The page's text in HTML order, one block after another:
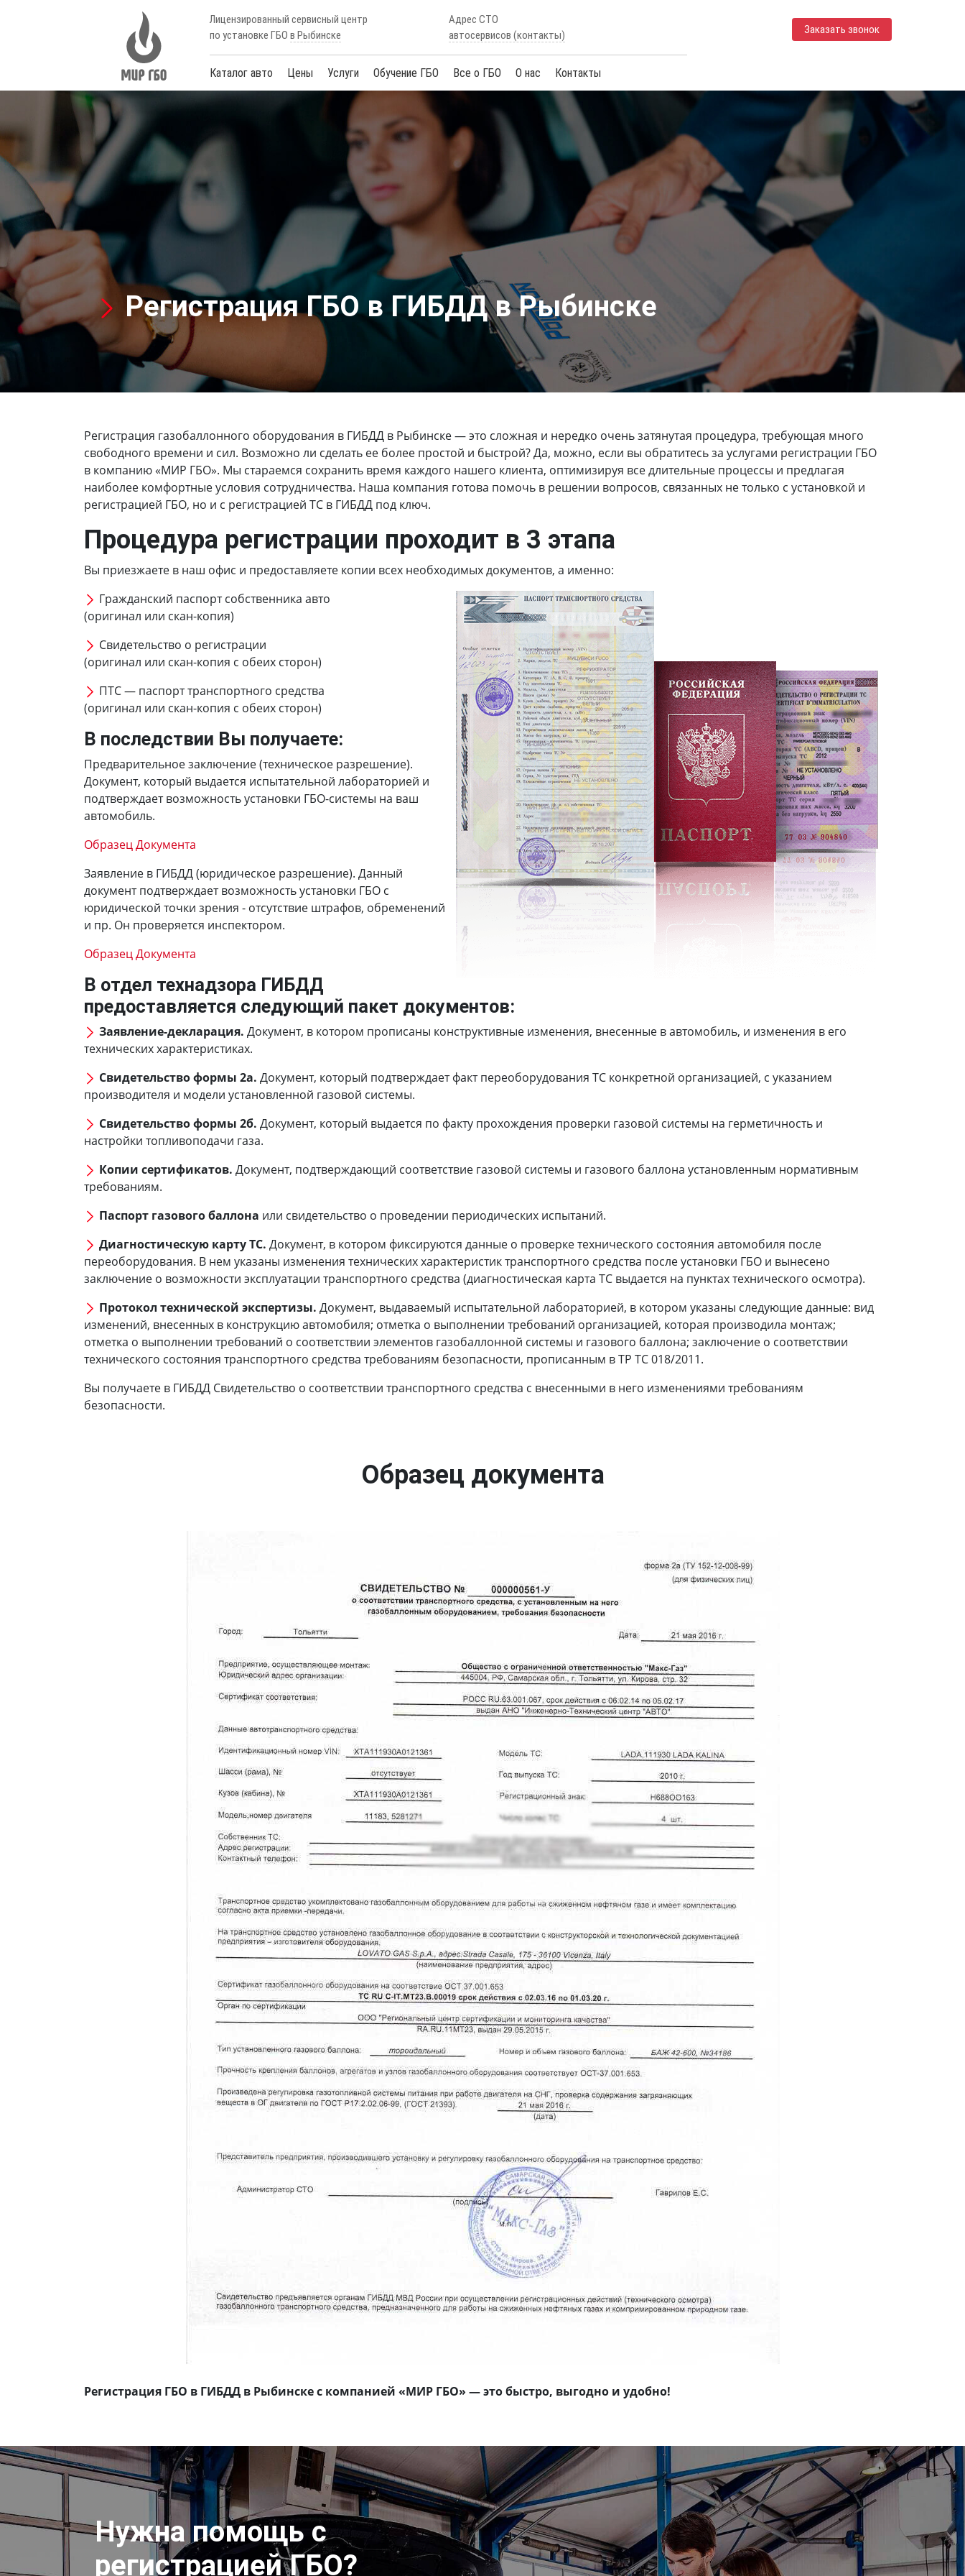
Лицензированный сервисный центр
по установке ГБО в Рыбинске
Адрес СТО
автосервисов (контакты)
Каталог авто Цены Услуги Обучение ГБО Все о ГБО О нас Контакты
Заказать звонок
Регистрация ГБО в ГИБДД в Рыбинске
Регистрация газобаллонного оборудования в ГИБДД в Рыбинске— это сложная и нередко очень затянутая процедура, требующая много
свободного времени и сил. Возможно ли сделать ее более простой и быстрой? Да, можно, если вы обратитесь за услугами регистрации ГБО
в компанию «МИР ГБО». Мы стараемся сохранить время каждого нашего клиента, оптимизируя все длительные процессы и предлагая
наиболее комфортные условия сотрудничества. Наша компания готова помочь в решении вопросов, связанных не только с установкой и
регистрацией ГБО, но и с регистрацией ТС в ГИБДД под ключ.
Процедура регистрации проходит в 3 этапа
Вы приезжаете в наш офис и предоставляете копии всех необходимых документов, а именно:
Гражданский паспорт собственника авто
(оригинал или скан-копия)
Свидетельство о регистрации
(оригинал или скан-копия с обеих сторон)
ПТС — паспорт транспортного средства
(оригинал или скан-копия с обеих сторон)
В последствии Вы получаете:
Предварительное заключение (техническое разрешение).
Документ, который выдается испытательной лабораторией и
подтверждает возможность установки ГБО-системы на ваш
автомобиль.
Образец Документа
Заявление в ГИБДД (юридическое разрешение). Данный
документ подтверждает возможность установки ГБО с
юридической точки зрения - отсутствие штрафов, обременений
и пр. Он проверяется инспектором.
Образец Документа
В отдел технадзора ГИБДД
предоставляется следующий пакет документов:
Заявление-декларация. Документ, в котором прописаны конструктивные изменения, внесенные в автомобиль, и изменения в его
технических характеристиках.
Свидетельство формы 2а. Документ, который подтверждает факт переоборудования ТС конкретной организацией, с указанием
производителя и модели установленной газовой системы.
Свидетельство формы 2б. Документ, который выдается по факту прохождения проверки газовой системы на герметичность и
настройки топливоподачи газа.
Копии сертификатов. Документ, подтверждающий соответствие газовой системы и газового баллона установленным нормативным
требованиям.
Паспорт газового баллона или свидетельство о проведении периодических испытаний.
Диагностическую карту ТС. Документ, в котором фиксируются данные о проверке технического состояния автомобиля после
переоборудования. В нем указаны изменения технических характеристик транспортного средства после установки ГБО и вынесено
заключение о возможности эксплуатации транспортного средства (диагностическая карта ТС выдается на пунктах технического осмотра).
Протокол технической экспертизы. Документ, выдаваемый испытательной лабораторией, в котором указаны следующие данные: вид
изменений, внесенных в конструкцию автомобиля; отметка о выполнении требований организацией, которая производила монтаж;
отметка о выполнении требований о соответствии элементов газобаллонной системы и газового баллона; заключение о соответствии
технического состояния транспортного средства требованиям безопасности, прописанным в ТР ТС 018/2011.
Вы получаете в ГИБДД Свидетельство о соответствии транспортного средства с внесенными в него изменениями требованиям
безопасности.
Образец документа
Регистрация ГБО в ГИБДД в Рыбинске с компанией «МИР ГБО» — это быстро, выгодно и удобно!
Нужна помощь с
регистрацией ГБО?